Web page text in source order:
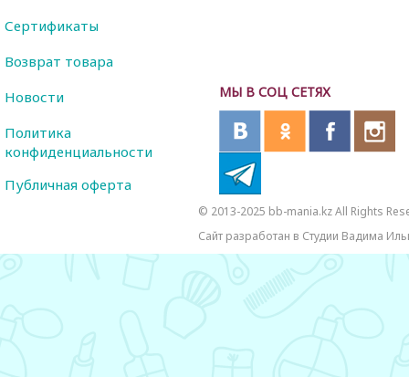
МЫ В СОЦ СЕТЯХ
Сертификаты
Возврат товара
Новости
Политика
конфиденциальности
Публичная оферта
© 2013-2025 bb-mania.kz All Rights
Сайт разработан в Студии Вадима